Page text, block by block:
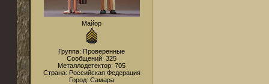
Майор
Группа: Проверенные
Сообщений: 325
Металлодетектор: 705
Страна: Российская Федерация
Город: Самара